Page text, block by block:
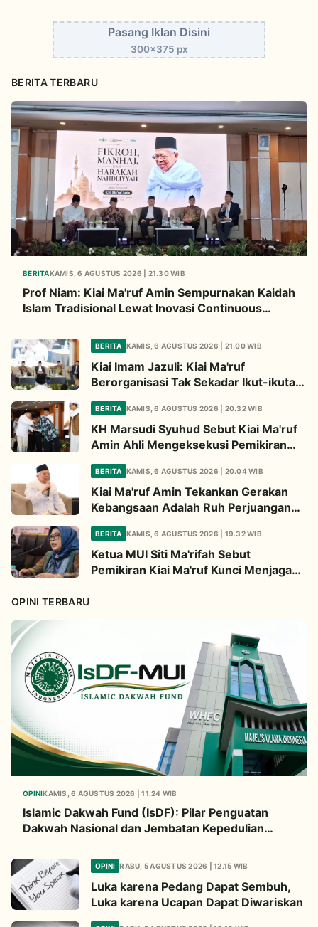
Pasang Iklan Disini
300x375 px
BERITA TERBARU
BERITAKAMIS, 6 AGUSTUS 2026 | 21.30 WIB
Prof Niam: Kiai Ma'ruf Amin Sempurnakan Kaidah
Islam Tradisional Lewat Inovasi Continuous
BERITA KAMIS, 6 AGUSTUS 2026 | 21.00 WIB
Kiai Imam Jazuli: Kiai Ma'ruf
Berorganisasi Tak Sekadar Ikut-ikutan,
BERITA KAMIS, 6 AGUSTUS 2026 | 20.32 WIB
KH Marsudi Syuhud Sebut Kiai Ma'ruf
Amin Ahli Mengeksekusi Pemikiran
Jadi Kebijakan Nyata
BERITA KAMIS, 6 AGUSTUS 2026 | 20.04 WIB
Kiai Ma'ruf Amin Tekankan Gerakan
Kebangsaan Adalah Ruh Perjuangan
Ulama
BERITA KAMIS, 6 AGUSTUS 2026 | 19.32 WIB
Ketua MUI Siti Ma'rifah Sebut
Pemikiran Kiai Ma'ruf Kunci Menjaga
OPINI TERBARU
OPINIKAMIS, 6 AGUSTUS 2026 | 11.24 WIB
Islamic Dakwah Fund (IsDF): Pilar Penguatan
Dakwah Nasional dan Jembatan Kepedulian
OPINI RABU, 5 AGUSTUS 2026 | 12.15 WIB
Luka karena Pedang Dapat Sembuh,
Luka karena Ucapan Dapat Diwariskan